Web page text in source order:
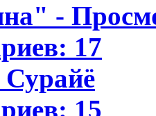
-
17
15